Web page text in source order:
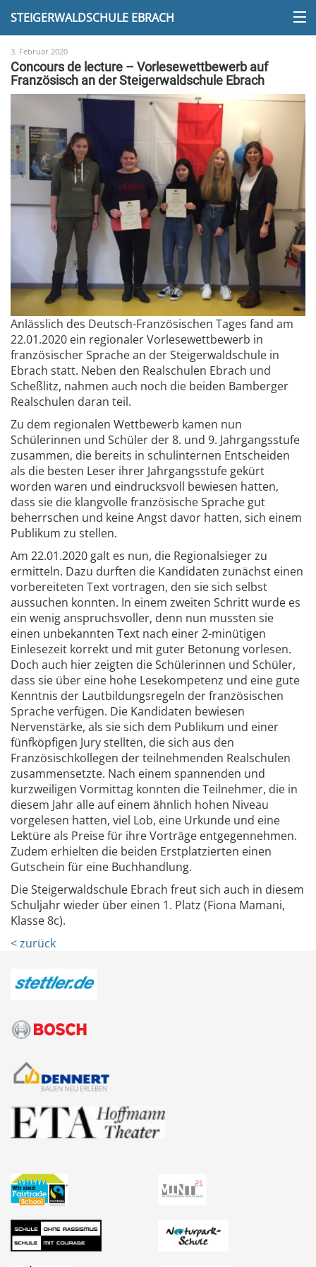
STEIGERWALDSCHULE EBRACH
3. Februar 2020
Concours de lecture – Vorlesewettbewerb auf
Französisch an der Steigerwaldschule Ebrach
Anlässlich des Deutsch-Französischen Tages fand am
22.01.2020 ein regionaler Vorlesewettbewerb in
französischer Sprache an der Steigerwaldschule in
Ebrach statt. Neben den Realschulen Ebrach und
Scheßlitz, nahmen auch noch die beiden Bamberger
Realschulen daran teil.
Zu dem regionalen Wettbewerb kamen nun
Schülerinnen und Schüler der 8. und 9. Jahrgangsstufe
zusammen, die bereits in schulinternen Entscheiden
als die besten Leser ihrer Jahrgangsstufe gekürt
worden waren und eindrucksvoll bewiesen hatten,
dass sie die klangvolle französische Sprache gut
beherrschen und keine Angst davor hatten, sich einem
Publikum zu stellen.
Am 22.01.2020 galt es nun, die Regionalsieger zu
ermitteln. Dazu durften die Kandidaten zunächst einen
vorbereiteten Text vortragen, den sie sich selbst
aussuchen konnten. In einem zweiten Schritt wurde es
ein wenig anspruchsvoller, denn nun mussten sie
einen unbekannten Text nach einer 2-minütigen
Einlesezeit korrekt und mit guter Betonung vorlesen.
Doch auch hier zeigten die Schülerinnen und Schüler,
dass sie über eine hohe Lesekompetenz und eine gute
Kenntnis der Lautbildungsregeln der französischen
Sprache verfügen. Die Kandidaten bewiesen
Nervenstärke, als sie sich dem Publikum und einer
fünfköpfigen Jury stellten, die sich aus den
Französischkollegen der teilnehmenden Realschulen
zusammensetzte. Nach einem spannenden und
kurzweiligen Vormittag konnten die Teilnehmer, die in
diesem Jahr alle auf einem ähnlich hohen Niveau
vorgelesen hatten, viel Lob, eine Urkunde und eine
Lektüre als Preise für ihre Vorträge entgegennehmen.
Zudem erhielten die beiden Erstplatzierten einen
Gutschein für eine Buchhandlung.
Die Steigerwaldschule Ebrach freut sich auch in diesem
Schuljahr wieder über einen 1. Platz (Fiona Mamani,
Klasse 8c).
< zurück